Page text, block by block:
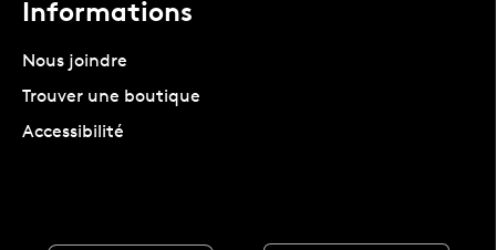
Informations
Nous joindre
Trouver une boutique
Accessibilité